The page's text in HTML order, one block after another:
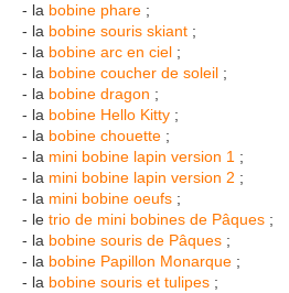
- la bobine phare ;
- la bobine souris skiant ;
- la bobine arc en ciel ;
- la bobine coucher de soleil ;
- la bobine dragon ;
- la bobine Hello Kitty ;
- la bobine chouette ;
- la mini bobine lapin version 1 ;
- la mini bobine lapin version 2 ;
- la mini bobine oeufs ;
- le trio de mini bobines de Pâques ;
- la bobine souris de Pâques ;
- la bobine Papillon Monarque ;
- la bobine souris et tulipes ;